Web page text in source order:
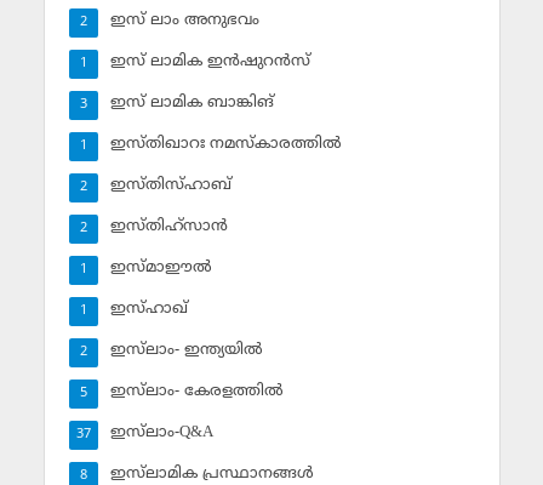
ഇസ് ലാം അനുഭവം
2
ഇസ് ലാമിക ഇന്‍ഷുറന്‍സ്‌
1
ഇസ് ലാമിക ബാങ്കിങ്‌
3
ഇസ്തിഖാറഃ നമസ്‌കാരത്തില്‍
1
ഇസ്തിസ്ഹാബ്
2
ഇസ്തിഹ്‌സാന്‍
2
ഇസ്മാഈല്‍
1
ഇസ്ഹാഖ്‌
1
ഇസ്‌ലാം- ഇന്ത്യയില്‍
2
ഇസ്‌ലാം- കേരളത്തില്‍
5
ഇസ്‌ലാം-Q&A
37
ഇസ്‌ലാമിക പ്രസ്ഥാനങ്ങള്‍
8